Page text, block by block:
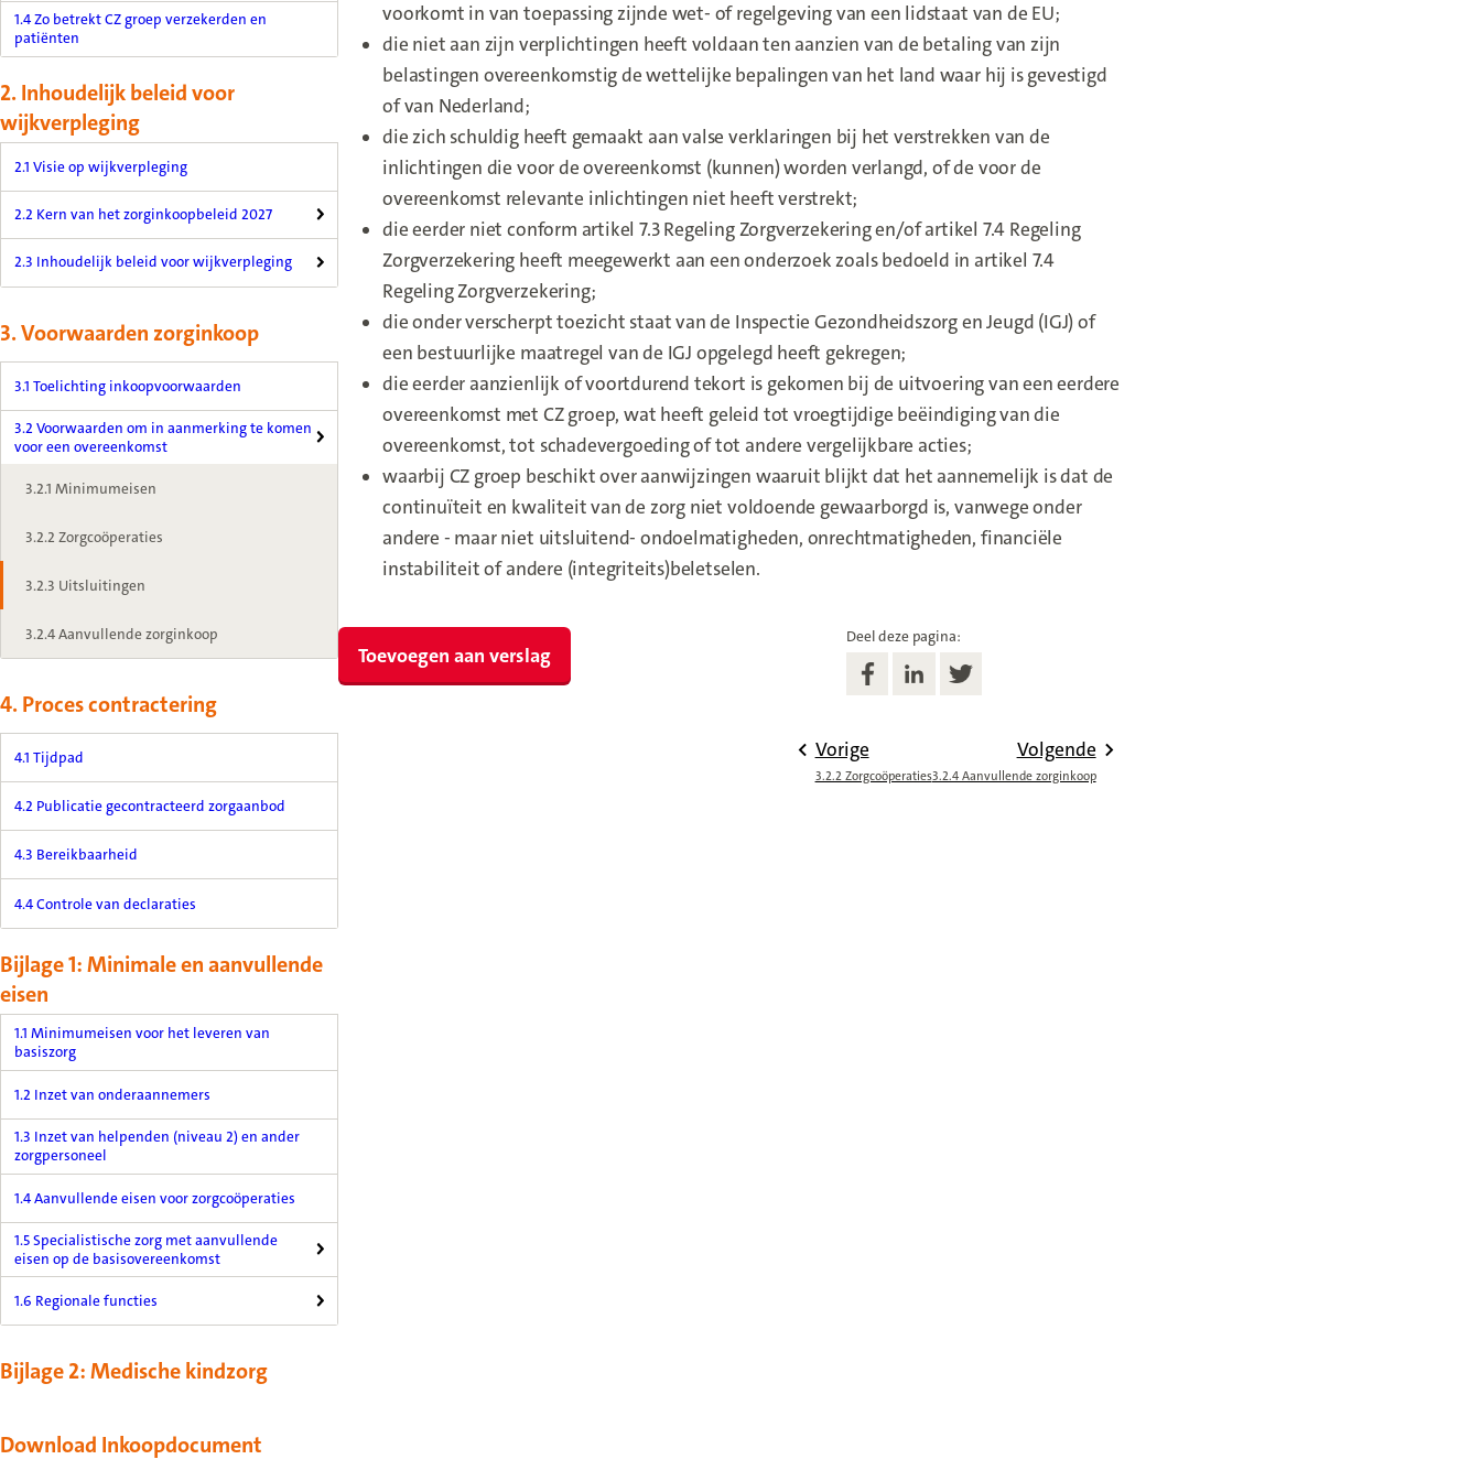
voorkomt in van toepassing zijnde wet- of regelgeving van een lidstaat van de EU;
die niet aan zijn verplichtingen heeft voldaan ten aanzien van de betaling van zijn
belastingen overeenkomstig de wettelijke bepalingen van het land waar hij is gevestigd
of van Nederland;
die zich schuldig heeft gemaakt aan valse verklaringen bij het verstrekken van de
inlichtingen die voor de overeenkomst (kunnen) worden verlangd, of de voor de
overeenkomst relevante inlichtingen niet heeft verstrekt;
die eerder niet conform artikel 7.3 Regeling Zorgverzekering en/of artikel 7.4 Regeling
Zorgverzekering heeft meegewerkt aan een onderzoek zoals bedoeld in artikel 7.4
Regeling Zorgverzekering;
die onder verscherpt toezicht staat van de Inspectie Gezondheidszorg en Jeugd (IGJ) of
een bestuurlijke maatregel van de IGJ opgelegd heeft gekregen;
die eerder aanzienlijk of voortdurend tekort is gekomen bij de uitvoering van een eerdere
overeenkomst met CZ groep, wat heeft geleid tot vroegtijdige beëindiging van die
overeenkomst, tot schadevergoeding of tot andere vergelijkbare acties;
waarbij CZ groep beschikt over aanwijzingen waaruit blijkt dat het aannemelijk is dat de
continuïteit en kwaliteit van de zorg niet voldoende gewaarborgd is, vanwege onder
andere - maar niet uitsluitend- ondoelmatigheden, onrechtmatigheden, financiële
instabiliteit of andere (integriteits)beletselen.
Toevoegen aan verslag
Deel deze pagina:
Volgende
3.2.4 Aanvullende zorginkoop
Vorige
3.2.2 Zorgcoöperaties
1.4 Zo betrekt CZ groep verzekerden en
patiënten
2. Inhoudelijk beleid voor
wijkverpleging
2.1 Visie op wijkverpleging
2.2 Kern van het zorginkoopbeleid 2027
2.3 Inhoudelijk beleid voor wijkverpleging
3. Voorwaarden zorginkoop
3.1 Toelichting inkoopvoorwaarden
3.2 Voorwaarden om in aanmerking te komen
voor een overeenkomst
3.2.1 Minimumeisen
3.2.2 Zorgcoöperaties
3.2.3 Uitsluitingen
3.2.4 Aanvullende zorginkoop
4. Proces contractering
4.1 Tijdpad
4.2 Publicatie gecontracteerd zorgaanbod
4.3 Bereikbaarheid
4.4 Controle van declaraties
Bijlage 1: Minimale en aanvullende
eisen
1.1 Minimumeisen voor het leveren van
basiszorg
1.2 Inzet van onderaannemers
1.3 Inzet van helpenden (niveau 2) en ander
zorgpersoneel
1.4 Aanvullende eisen voor zorgcoöperaties
1.5 Specialistische zorg met aanvullende
eisen op de basisovereenkomst
1.6 Regionale functies
Bijlage 2: Medische kindzorg
Download Inkoopdocument